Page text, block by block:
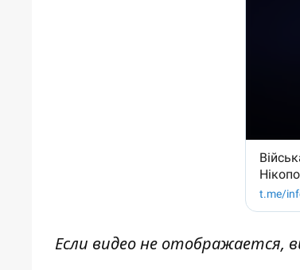
Если видео не